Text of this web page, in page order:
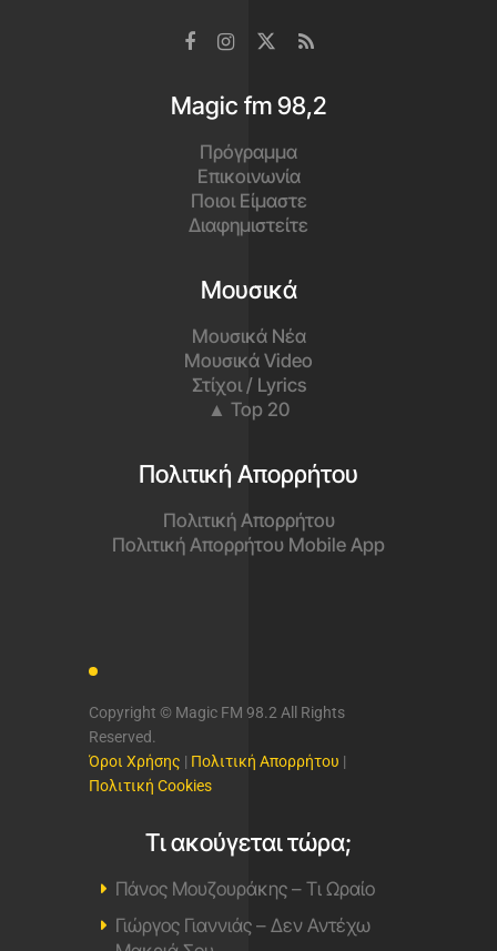
Magic fm 98,2
Πρόγραμμα
Επικοινωνία
Ποιοι Είμαστε
Διαφημιστείτε
Μουσικά
Μουσικά Νέα
Μουσικά Video
Στίχοι / Lyrics
▲ Top 20
Πολιτική Απορρήτου
Πολιτική Απορρήτου
Πολιτική Απορρήτου Mobile App
Copyright © Magic FM 98.2 All Rights
Reserved.
Όροι Χρήσης | Πολιτική Απορρήτου |
Πολιτική Cookies
Τι ακούγεται τώρα;
Πάνος Μουζουράκης – Τι Ωραίο
Γιώργος Γιαννιάς – Δεν Αντέχω